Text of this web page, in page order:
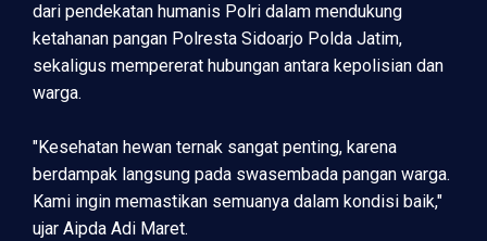
dari pendekatan humanis Polri dalam mendukung
ketahanan pangan Polresta Sidoarjo Polda Jatim,
sekaligus mempererat hubungan antara kepolisian dan
warga.
"Kesehatan hewan ternak sangat penting, karena
berdampak langsung pada swasembada pangan warga.
Kami ingin memastikan semuanya dalam kondisi baik,"
ujar Aipda Adi Maret.